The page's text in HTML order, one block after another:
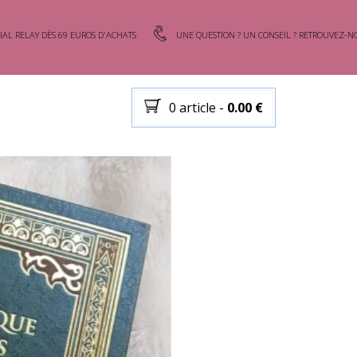
RELAY DÈS 69 EUROS D'ACHATS
UNE QUESTION ? UN CONSEIL ?
0 article - 0.00 €